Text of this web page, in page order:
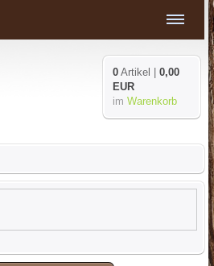
0 Artikel |0,00
EUR
imWarenkorb